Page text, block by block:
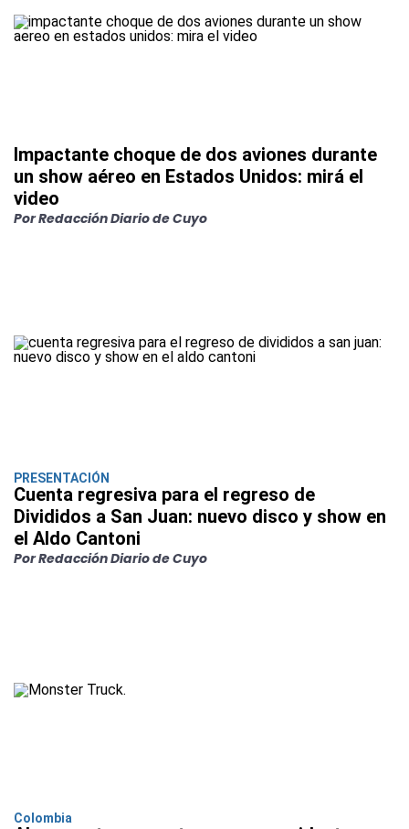
Impactante choque de dos aviones durante
un show aéreo en Estados Unidos: mirá el
video
Por Redacción Diario de Cuyo
PRESENTACIÓN
Cuenta regresiva para el regreso de
Divididos a San Juan: nuevo disco y show en
el Aldo Cantoni
Por Redacción Diario de Cuyo
Colombia